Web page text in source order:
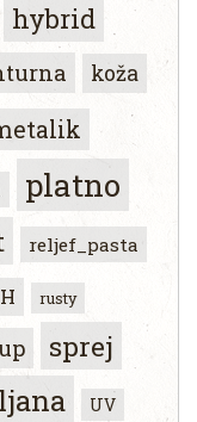
hybrid
koža
platno
reljef_pasta
rusty
sprej
UV